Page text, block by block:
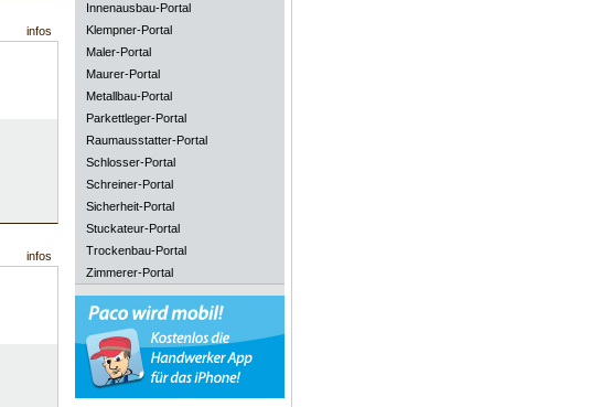
infos
infos
Innenausbau-Portal
Klempner-Portal
Maler-Portal
Maurer-Portal
Metallbau-Portal
Parkettleger-Portal
Raumausstatter-Portal
Schlosser-Portal
Schreiner-Portal
Sicherheit-Portal
Stuckateur-Portal
Trockenbau-Portal
Zimmerer-Portal